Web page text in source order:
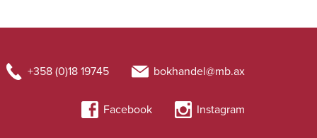
+358 (0)18 19745 bokhandel@mb.ax
Facebook Instagram